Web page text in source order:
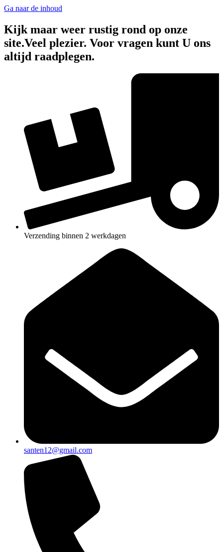
Ga naar de inhoud
Kijk maar weer rustig rond op onze
site.Veel plezier. Voor vragen kunt U ons
altijd raadplegen.
Verzending binnen 2 werkdagen
santen12@gmail.com